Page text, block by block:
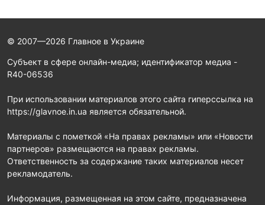
© 2007—2026 Главное в Украине
Субъект в сфере онлайн-медиа; идентификатор медиа -
R40-06536
При использовании материалов этого сайта гиперссылка на
https://glavnoe.in.ua является обязательной.
Материалы с пометкой «На правах рекламы» или «Новости
партнеров» размещаются на правах рекламы.
Ответственность за содержание таких материалов несет
рекламодатель.
Информация, размещенная на этом сайте, предназначена